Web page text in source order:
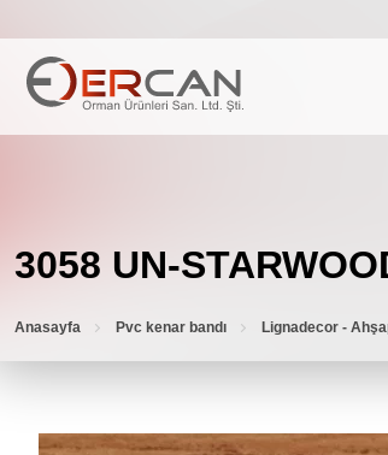
3058 UN-
Anasayfa Pvc kenar bandı Lignadecor -